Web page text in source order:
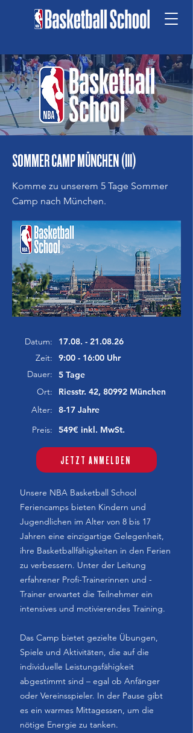
SOMMER CAMP MÜNCHEN (III)
Komme zu unserem 5 Tage Sommer
Camp nach München.
​
Datum:
Zeit:
Dauer:
Ort:
Alter:
17.08. - 21.08.26
9:00 - 16:00 Uhr
5 Tage
Riesstr. 42, 80992 München
8-17 Jahre
Preis:
549€ inkl. MwSt.
JETZT ANMELDEN
Unsere NBA Basketball School
Feriencamps bieten Kindern und
Jugendlichen im Alter von 8 bis 17
Jahren eine einzigartige Gelegenheit,
ihre Basketballfähigkeiten in den Ferien
zu verbessern. Unter der Leitung
erfahrener Profi-Trainerinnen und -
Trainer erwartet die Teilnehmer ein
intensives und motivierendes Training.
​Das Camp bietet gezielte Übungen,
Spiele und Aktivitäten, die auf die
individuelle Leistungsfähigkeit
abgestimmt sind – egal ob Anfänger
oder Vereinsspieler. In der Pause gibt
es ein warmes Mittagessen, um die
nötige Energie zu tanken.